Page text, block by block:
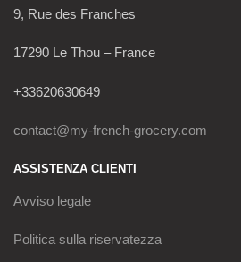
9, Rue des Franches
17290 Le Thou – France
+33620630649
contact@my-french-grocery.com
ASSISTENZA CLIENTI
Avviso legale
Politica sulla riservatezza